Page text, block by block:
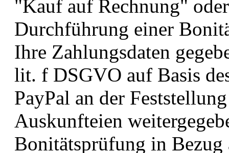
"Kauf auf Rechnung"
Durchführung einer
Ihre Zahlungsdaten
lit. f DSGVO auf Basis
PayPal an der
Auskunfteien
Bonitätsprüfung in Bezug